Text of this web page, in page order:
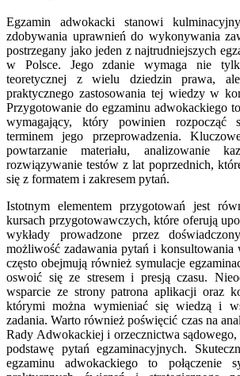
Egzamin adwokacki stanowi
zdobywania uprawnień do wykonywania
postrzegany jako jeden z najtrudniejszych
w Polsce. Jego zdanie wymaga nie
teoretycznej z wielu dziedzin prawa,
praktycznego zastosowania tej wiedzy w
Przygotowanie do egzaminu adwokackiego
wymagający, który powinien rozpocząć
terminem jego przeprowadzenia.
powtarzanie materiału, analizowanie
rozwiązywanie testów z lat poprzednich,
się z formatem i zakresem pytań.
Istotnym elementem przygotowań jest
kursach przygotowawczych, które oferują
wykłady prowadzone przez
możliwość zadawania pytań i
często obejmują również symulacje
oswoić się ze stresem i presją czasu.
wsparcie ze strony patrona aplikacji oraz
którymi można wymieniać się wiedzą i
zadania. Warto również poświęcić czas na
Rady Adwokackiej i orzecznictwa sądowego,
podstawę pytań egzaminacyjnych.
egzaminu adwokackiego to połączenie